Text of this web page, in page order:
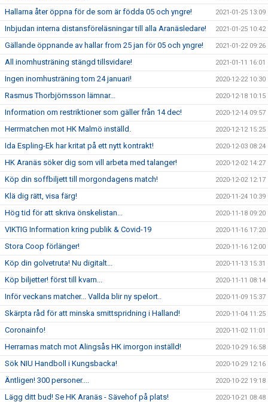
Hallarna åter öppna för de som är födda 05 och yngre! 2021-01-25 13:09
Inbjudan interna distansföreläsningar till alla Aranäsledare! 2021-01-25 10:42
Gällande öppnande av hallar from 25 jan för 05 och yngre! 2021-01-22 09:26
All inomhusträning stängd tillsvidare! 2021-01-11 16:01
Ingen inomhusträning tom 24 januari! 2020-12-22 10:30
Rasmus Thorbjörnsson lämnar... 2020-12-18 10:15
Information om restriktioner som gäller från 14 dec! 2020-12-14 09:57
Herrmatchen mot HK Malmö inställd. 2020-12-12 15:25
Ida Espling-Ek har kritat på ett nytt kontrakt! 2020-12-03 08:24
HK Aranäs söker dig som vill arbeta med talanger! 2020-12-02 14:27
Köp din soffbiljett till morgondagens match! 2020-12-02 12:17
Klä dig rätt, visa färg! 2020-11-24 10:39
Hög tid för att skriva önskelistan... 2020-11-18 09:20
VIKTIG Information kring publik & Covid-19 2020-11-16 17:20
Stora Coop förlänger! 2020-11-16 12:00
Köp din golvetruta! Nu digitalt... 2020-11-13 15:31
Köp biljetter! först till kvarn... 2020-11-11 08:14
Inför veckans matcher... Vallda blir ny spelort.. 2020-11-09 15:37
Skärpta råd för att minska smittspridning i Halland! 2020-11-04 11:25
Coronainfo! 2020-11-02 11:01
Herrarnas match mot Alingsås HK imorgon inställd! 2020-10-29 16:58
Sök NIU Handboll i Kungsbacka! 2020-10-29 12:16
Äntligen! 300 personer.... 2020-10-22 19:18
Lägg ditt bud! Se HK Aranäs - Sävehof på plats! 2020-10-21 08:48